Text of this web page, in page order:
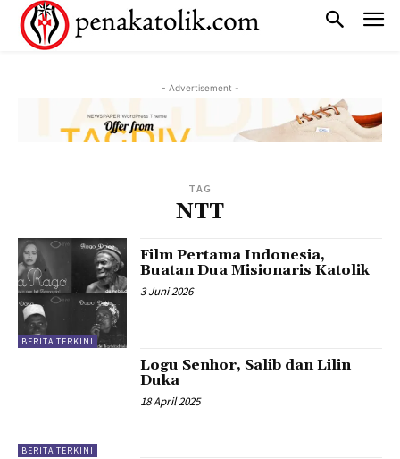
- Advertisement -
TAG
NTT
BERITA TERKINI
Film Pertama Indonesia,
Buatan Dua Misionaris Katolik
3 Juni 2026
BERITA TERKINI
Logu Senhor, Salib dan Lilin
Duka
18 April 2025